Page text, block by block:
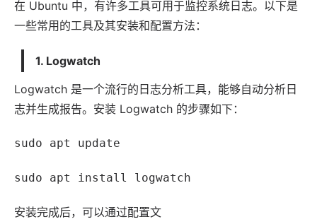
在 Ubuntu 中，有许多工具可用于监控系统日志。以下是
一些常用的工具及其安装和配置方法：
1. Logwatch
Logwatch 是一个流行的日志分析工具，能够自动分析日
志并生成报告。安装 Logwatch 的步骤如下：
sudo apt update
sudo apt install logwatch
安装完成后，可以通过配置文